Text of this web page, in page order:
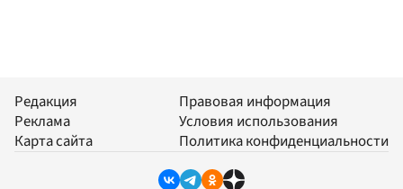
Редакция
Реклама
Карта сайта
Правовая информация
Условия использования
Политика конфиденциальности